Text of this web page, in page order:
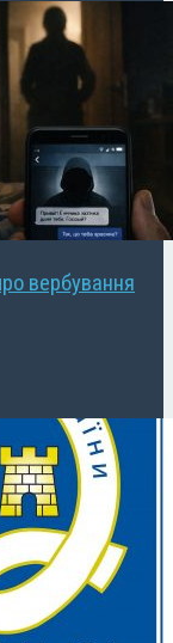
вербування